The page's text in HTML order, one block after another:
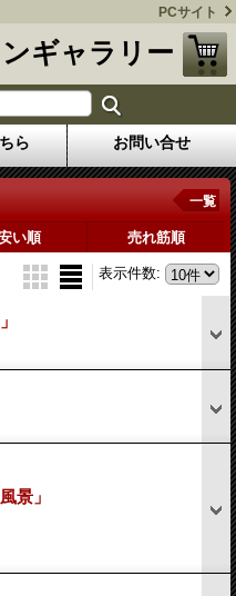
PCサイト
ギャラリー
ら お問い合せ
一覧
い順 売れ筋順
表示件数:
景」